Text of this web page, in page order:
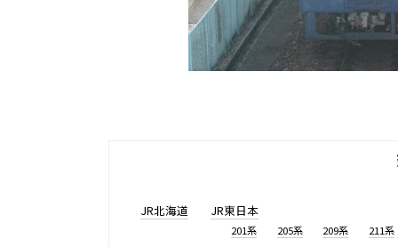
JR北海道 JR東日本
201系 205系 209系 211系